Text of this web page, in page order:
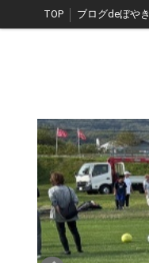
TOP ブログdeぼやき